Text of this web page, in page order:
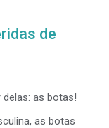
de
as botas!
as botas